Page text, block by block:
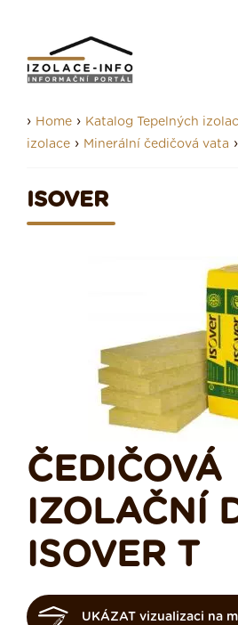
› Home › Katalog Tepelných
izolace › Minerální čedičová vata ›
ISOVER
ČEDIČOVÁ
IZOLAČNÍ
ISOVER T
UKÁZAT vizualizaci na